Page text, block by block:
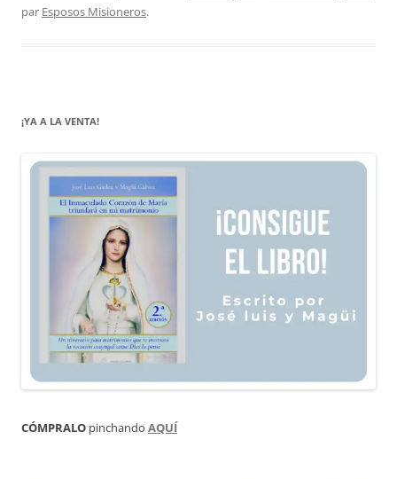
par Esposos Misioneros.
¡YA A LA VENTA!
CÓMPRALO pinchando AQUÍ